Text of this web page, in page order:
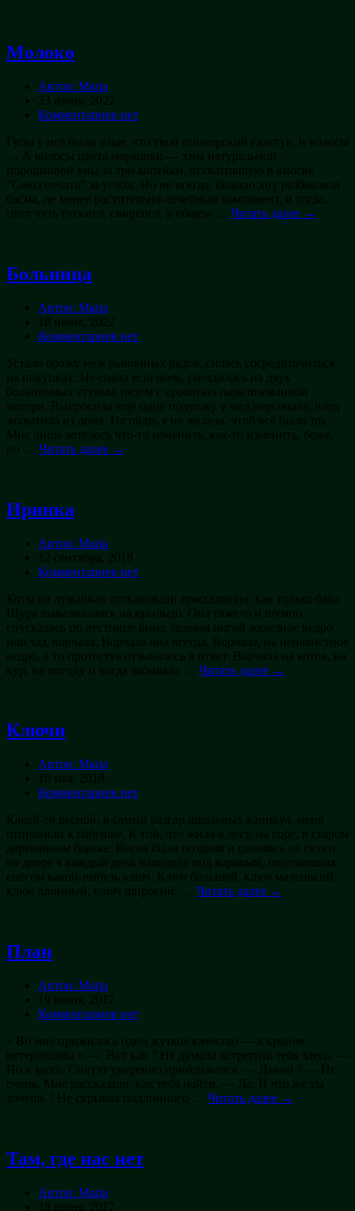
Молоко
Автор: Maria
23 июня, 2022
Комментариев нет
Губы у неё были алые, что твой пионерский галстук, и волосы
… А волосы цвета морковки — хны натуральной,
порошковой хны за три копейки, отхватившую в киоске
”Союз печать” за углом. Но не всегда, бывало хну разбавляла
басма, не менее растительно-лечебный компонент, и тогда,
цвет чуть тускнел, свирепел, в общем … Читать далее →
Больница
Автор: Maria
18 июня, 2022
Комментариев нет
Устало брожу меж рыночных рядов, силясь сосредоточиться
на покупках. Не спала всю ночь, гнездилась на двух
больничных стульях рядом с кроватью парализованной
матери. Выпросила ещё одну подушку у мед.персонала, плед
захватила из дома. Господи, я не желала, чтоб всё было так.
Мне лишь хотелось что-то изменить, как-то изменить, боже,
но … Читать далее →
Иринка
Автор: Maria
12 сентября, 2018
Комментариев нет
Коты на лужайках отскакивали врассыпную, как только баба
Шура вываливалась на крыльцо. Она тяжело и шумно
спускалась по лестнице вниз, задевая ногой железное ведро
или таз, ворчала. Ворчала она всегда. Ворчала, на ненавистное
ведро, а то протестуя отзывалось в ответ. Ворчала на котов, на
кур, на погоду и когда забывала … Читать далее →
Ключи
Автор: Maria
10 мая, 2018
Комментариев нет
Какой-то весной, в самый разгар школьных каникул, меня
отправили к бабушке. К той, что жила в лесу, на горе, в старом
деревянном бараке. Весна была поздняя и слоняясь от скуки
во дворе я каждый день находила под корявым, подтаявшим
снегом какой-нибудь ключ. Ключ большой, ключ маленький,
ключ длинный, ключ широкий. … Читать далее →
План
Автор: Maria
19 июня, 2017
Комментариев нет
» Во мне прижилось одно жуткое качество — я крайне
нетерпелива » — Вот как ? Не думала встретить тебя здесь. —
Но я здесь. Силуэт уверенно приближался. — Давно ? — Не
очень. Мне рассказали, как тебя найти. — Да. И что же ты
хочешь ? Не скрывая подлинного … Читать далее →
Там, где нас нет
Автор: Maria
18 июня, 2017